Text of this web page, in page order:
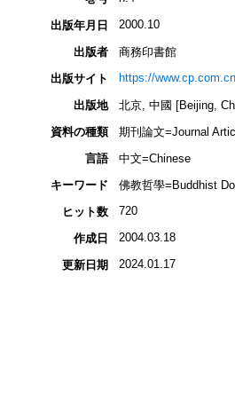
出版年月日 2000.10
出版者
商務印書館
出版サイト
https://
出版地
北京, 中國 [Beijing,
資料の種類
期刊論文=Journal
言語
中文=Chinese
キーワード
佛教哲學=Buddhist
ヒット数
720
作成日 2004.03.18
更新日期 2024.01.17